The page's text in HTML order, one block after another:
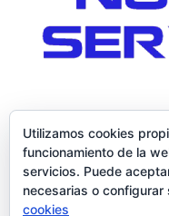
Utilizamos cookies
funcionamiento de la
servicios. Puede
necesarias o configurar
cookies